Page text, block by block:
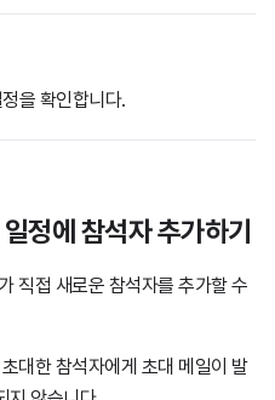
을 확인합니다.
정에 참석자 추가하기
직접 새로운 참석자를 추가할 수
대한 참석자에게 초대 메일이 발